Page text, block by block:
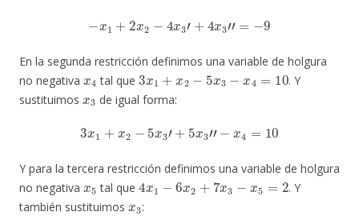
− x1 +2x 2− 4x3′ +4x3″= −9
En la segunda restricción definimos una variable de holgura
no negativa
x 4
tal que
3x1+x2−5x3− x4=10
. Y
sustituimos
x3
de igual forma:
3 x1+x 2−5x3′+ 5x3″−x 4= 10
Y para la tercera restricción definimos una variable de holgura
no negativa
x5
tal que
4x1 −6x2+7x 3−x 5=2
. Y
también sustituimos
x 3
: